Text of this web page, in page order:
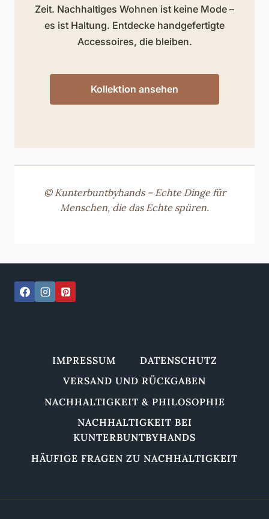
Zeit. Nachhaltiges Wohnen ist keine Mode –
es ist Haltung. Entdecke handgefertigte
Accessoires, die bleiben.
Kollektion ansehen
© Kunterbuntbyhands – Echte Dinge für
Menschen, die das Echte spüren.
IMPRESSUM
DATENSCHUTZ
VERSAND UND RÜCKGABEN
NACHHALTIGKEIT & PHILOSOPHIE
NACHHALTIGKEIT BEI
KUNTERBUNTBYHANDS
HÄUFIGE FRAGEN ZU NACHHALTIGKEIT